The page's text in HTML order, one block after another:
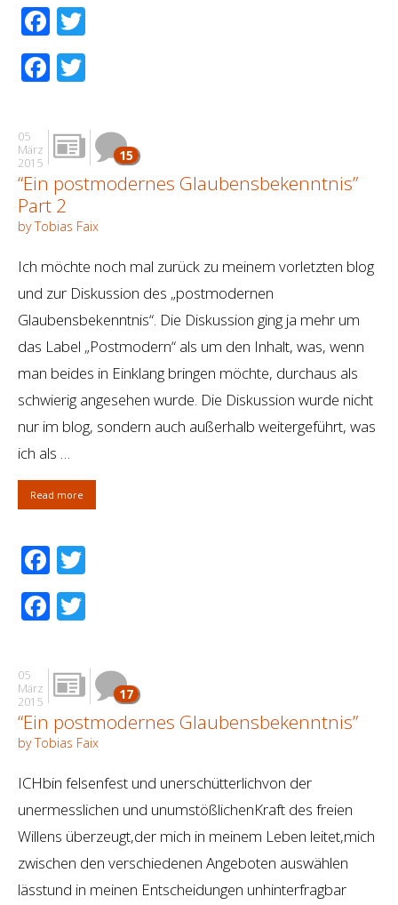
Facebook
Facebook
05
März
2015
15
“Ein postmodernes Glaubensbekenntnis”
Part 2
by Tobias Faix
Ich möchte noch mal zurück zu meinem vorletzten blog
und zur Diskussion des „postmodernen
Glaubensbekenntnis“. Die Diskussion ging ja mehr um
das Label „Postmodern“ als um den Inhalt, was, wenn
man beides in Einklang bringen möchte, durchaus als
schwierig angesehen wurde. Die Diskussion wurde nicht
nur im blog, sondern auch außerhalb weitergeführt, was
ich als …
Read more
Facebook
Facebook
05
März
2015
17
“Ein postmodernes Glaubensbekenntnis”
by Tobias Faix
ICHbin felsenfest und unerschütterlichvon der
unermesslichen und unumstößlichenKraft des freien
Willens überzeugt,der mich in meinem Leben leitet,mich
zwischen den verschiedenen Angeboten auswählen
lässtund in meinen Entscheidungen unhinterfragbar